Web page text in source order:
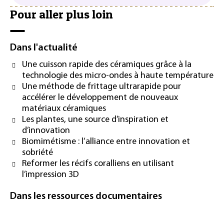
Pour aller plus loin
Dans l'actualité
Une cuisson rapide des céramiques grâce à la
technologie des micro-ondes à haute température
Une méthode de frittage ultrarapide pour
accélérer le développement de nouveaux
matériaux céramiques
Les plantes, une source d’inspiration et
d’innovation
Biomimétisme : l’alliance entre innovation et
sobriété
Reformer les récifs coralliens en utilisant
l’impression 3D
Dans les ressources documentaires